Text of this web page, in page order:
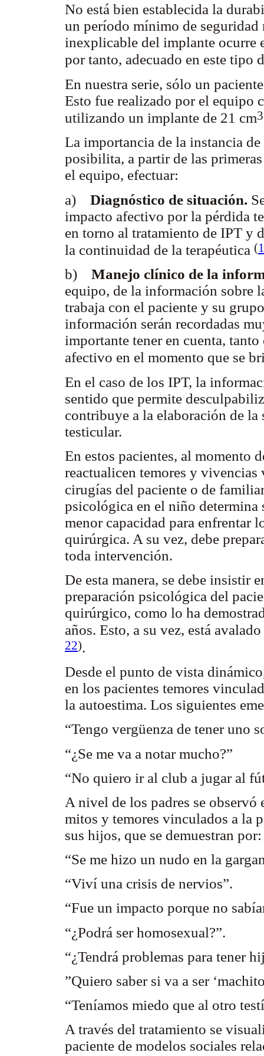
No está bien establecida la
un período mínimo de seguridad
inexplicable del implante ocurre
por tanto, adecuado en este tipo
En nuestra serie, sólo un
Esto fue realizado por el equipo
utilizando un implante de 21 cm3
La importancia de la instancia
posibilita, a partir de las
el equipo, efectuar:
a) Diagnóstico de situación.
impacto afectivo por la pérdida
en torno al tratamiento de IPT y
la continuidad de la terapéutica (
b) Manejo clínico de la
equipo, de la información sobre
trabaja con el paciente y su
información serán recordadas
importante tener en cuenta,
afectivo en el momento que se
En el caso de los IPT, la
sentido que permite
contribuye a la elaboración de
testicular.
En estos pacientes, al momento
reactualicen temores y
cirugías del paciente o de
psicológica en el niño
menor capacidad para enfrentar
quirúrgica. A su vez, debe
toda intervención.
De esta manera, se debe insistir
preparación psicológica del
quirúrgico, como lo ha
años. Esto, a su vez, está
22).
Desde el punto de vista
en los pacientes temores
la autoestima. Los siguientes
“Tengo vergüenza de tener uno
“¿Se me va a notar mucho?”
“No quiero ir al club a jugar al
A nivel de los padres se
mitos y temores vinculados a la
sus hijos, que se demuestran por:
“Se me hizo un nudo en la
“Viví una crisis de nervios”.
“Fue un impacto porque no
“¿Podrá ser homosexual?”.
“¿Tendrá problemas para tener
”Quiero saber si va a ser
“Teníamos miedo que al otro
A través del tratamiento se
paciente de modelos sociales